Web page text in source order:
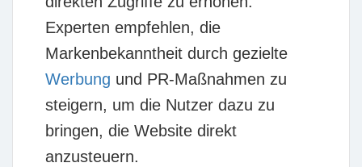
Experten empfehlen, die
Markenbekanntheit durch gezielte
Werbung und PR-Maßnahmen zu
steigern, um die Nutzer dazu zu
bringen, die Website direkt
anzusteuern.